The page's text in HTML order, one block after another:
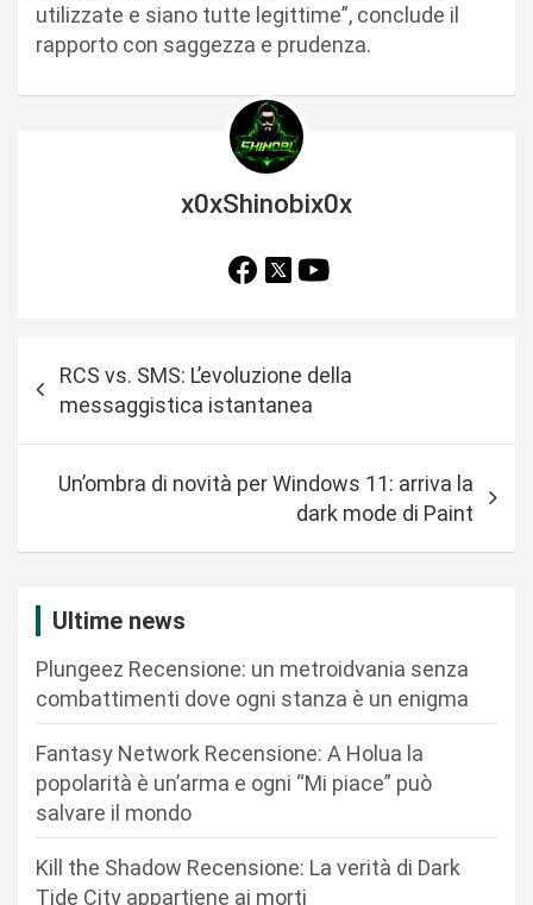
utilizzate e siano tutte legittime”, conclude il
rapporto con saggezza e prudenza.
x0xShinobix0x
a
RCS vs. SMS: L’evoluzione della
messaggistica istantanea
Un’ombra di novità per Windows 11: arriva la
dark mode di Paint
Ultime news
Plungeez Recensione: un metroidvania senza
combattimenti dove ogni stanza è un enigma
Fantasy Network Recensione: A Holua la
popolarità è un’arma e ogni “Mi piace” può
salvare il mondo
Kill the Shadow Recensione: La verità di Dark
Tide City appartiene ai morti